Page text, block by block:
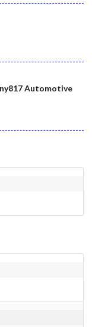
Automotive